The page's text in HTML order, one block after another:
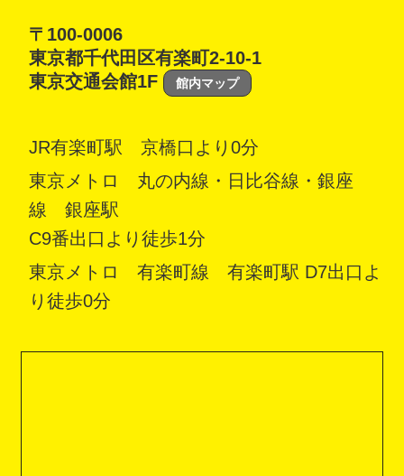
〒100-0006
東京都千代田区有楽町2-10-1
東京交通会館1F
館内マップ
JR有楽町駅 京橋口より0分
東京メトロ 丸の内線・日比谷線・銀座
線 銀座駅
C9番出口より徒歩1分
東京メトロ 有楽町線 有楽町駅 D7出口よ
り徒歩0分